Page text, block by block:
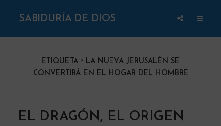
SABIDURÍA DE DIOS
ETIQUETA
LA NUEVA JERUSALÉN SE
CONVERTIRÁ EN EL HOGAR DEL HOMBRE
EL DRAGÓN, EL ORIGEN